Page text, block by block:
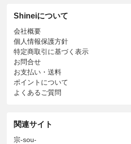
Shineiについて
会社概要
個人情報保護方針
特定商取引に基づく表示
お問合せ
お支払い・送料
ポイントについて
よくあるご質問
関連サイト
宗-sou-